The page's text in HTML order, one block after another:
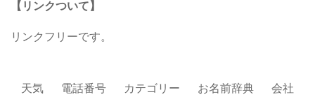
【リンクついて】
リンクフリーです。
天気 電話番号 カテゴリー お名前辞典 会社